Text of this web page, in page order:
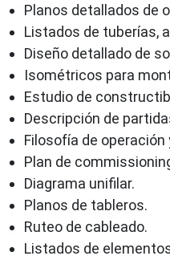
Planos detallados de
Listados de tuberías,
Diseño detallado de
Isométricos para
Estudio de
Descripción de
Filosofía de operación
Plan de
Diagrama unifilar.
Planos de tableros.
Ruteo de cableado.
Listados de